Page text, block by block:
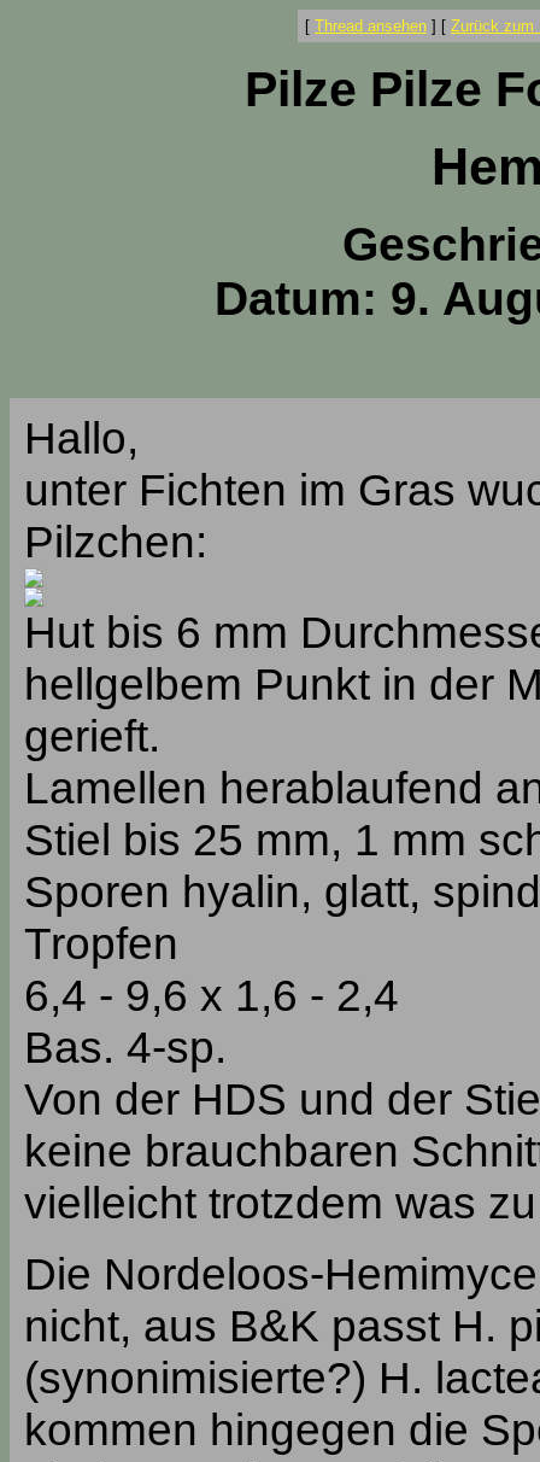
[ Thread ansehen ] [ Zurück zum
Pilze Pilze
Datum: 9.
Hallo,
unter Fichten im Gras
Pilzchen:
Hut bis 6 mm
hellgelbem Punkt in der
gerieft.
Lamellen herablaufend
Stiel bis 25 mm, 1 mm
Sporen hyalin, glatt,
Tropfen
6,4 - 9,6 x 1,6 - 2,4
Bas. 4-sp.
Von der HDS und der
keine brauchbaren
vielleicht trotzdem was
Die Nordeloos-
nicht, aus B&K passt H.
(synonimisierte?) H.
kommen hingegen die